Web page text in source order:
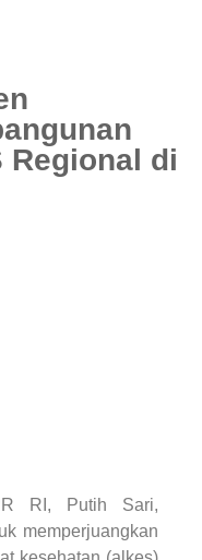
Regional di
RI, Putih Sari,
memperjuangkan